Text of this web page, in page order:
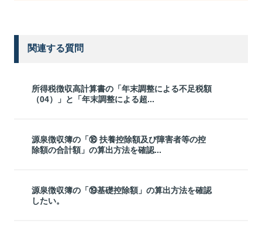
関連する質問
所得税徴収高計算書の「年末調整による不足税額
（04）」と「年末調整による超...
源泉徴収簿の「⑱ 扶養控除額及び障害者等の控
除額の合計額」の算出方法を確認...
源泉徴収簿の「⑲基礎控除額」の算出方法を確認
したい。